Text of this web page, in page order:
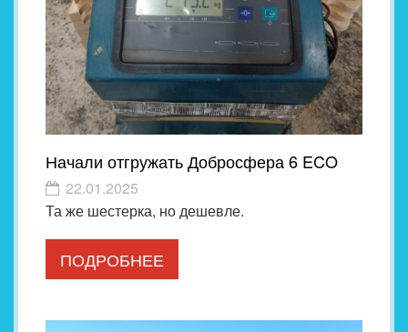
Начали отгружать Добросфера 6 ECO
22.01.2025
Та же шестерка, но дешевле.
ПОДРОБНЕЕ